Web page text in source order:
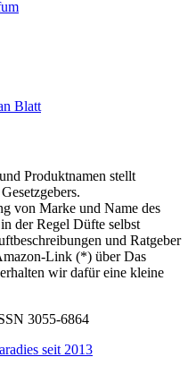
Blatt
Produktnamen stellt
von Marke und Name des
der Regel Düfte selbst
und Ratgeber
Link (*) über Das
wir dafür eine kleine
3055-6864
seit 2013